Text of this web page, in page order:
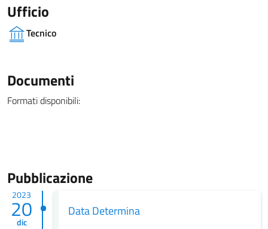
Ufficio
Tecnico
Documenti
Formati disponibili:
Pubblicazione
2023
20
dic
Data Determina